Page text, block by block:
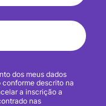
dos meus dados
descrito na
a inscrição a
nas